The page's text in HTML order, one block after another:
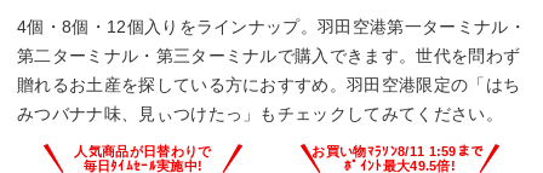
4個・8個・12個入りをラインナップ。羽田空港第一ターミナル・
第二ターミナル・第三ターミナルで購入できます。世代を問わず
贈れるお土産を探している方におすすめ。羽田空港限定の「はち
みつバナナ味、見ぃつけたっ」もチェックしてみてください。